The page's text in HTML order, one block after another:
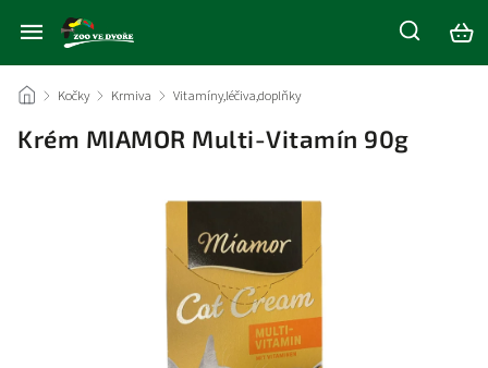
/ Kočky / Krmiva / Vitamíny,léčiva,doplňky
Krém MIAMOR Multi-Vitamín 90g